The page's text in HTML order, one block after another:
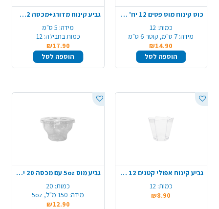
כוס קינוח מוס פסים 12 יח' - שקוף
כמות: 12
מידה: 7 ס"מ, קוטר 6 ס"מ
₪14.90
הוספה לסל
גביע קינוח מדורג+מכסה 12 יח' - שקוף
מידה: 5 ס"מ
כמות בחבילה: 12
₪17.90
הוספה לסל
גביע קינוח אפולי קטנים 12 יח' - שקוף
כמות: 12
₪8.90
גביע מוס 5oz עם מכסה 20 יח' - שקוף
כמות: 20
מידה: 150 מ"ל, 5oz
₪12.90